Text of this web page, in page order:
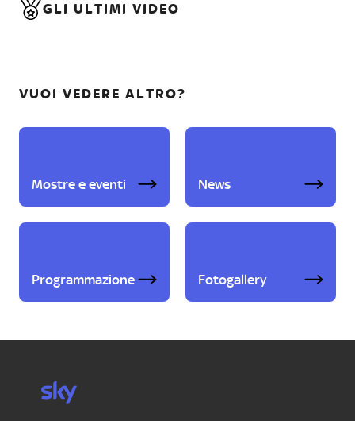
GLI ULTIMI VIDEO
VUOI VEDERE ALTRO?
Mostre e eventi News
Programmazione Fotogallery